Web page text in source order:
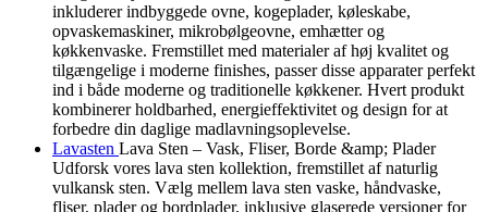
inkluderer indbyggede ovne, kogeplader, køleskabe,
opvaskemaskiner, mikrobølgeovne, emhætter og
køkkenvaske. Fremstillet med materialer af høj kvalitet og
tilgængelige i moderne finishes, passer disse apparater perfekt
ind i både moderne og traditionelle køkkener. Hvert produkt
kombinerer holdbarhed, energieffektivitet og design for at
forbedre din daglige madlavningsoplevelse.
Lavasten Lava Sten – Vask, Fliser, Borde &amp; Plader
Udforsk vores lava sten kollektion, fremstillet af naturlig
vulkansk sten. Vælg mellem lava sten vaske, håndvaske,
fliser, plader og bordplader, inklusive glaserede versioner for